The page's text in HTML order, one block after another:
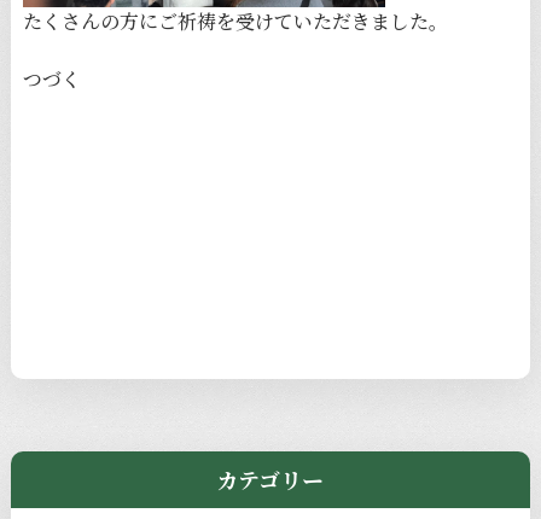
たくさんの方にご祈祷を受けていただきました。
つづく
カテゴリー